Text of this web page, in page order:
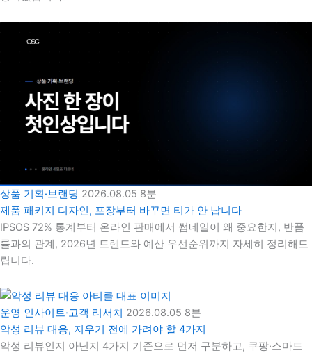
상품 기획·브랜딩 2026.08.05 8분
제품 패키지 디자인, 포장부터 바꾸면 티가 안 납니다
IPSOS 72% 통계부터 온라인 판매에서 썸네일이 왜 중요한지, 반품
률과의 관계, 2026년 트렌드와 예산 우선순위까지 자세히 정리해드
립니다.
운영 인사이트·고객 리서치 2026.08.05 8분
악성 리뷰 대응, 지우기 전에 가려야 할 4가지
악성 리뷰인지 아닌지 4가지 기준으로 먼저 구분하고, 쿠팡·스마트